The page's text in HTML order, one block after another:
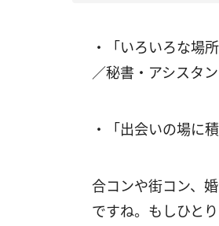
・「いろいろな場
／秘書・アシスタン
・「出会いの場に
合コンや街コン、
ですね。もしひと